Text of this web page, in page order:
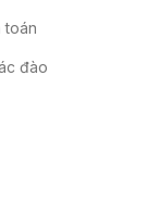
toán
đào